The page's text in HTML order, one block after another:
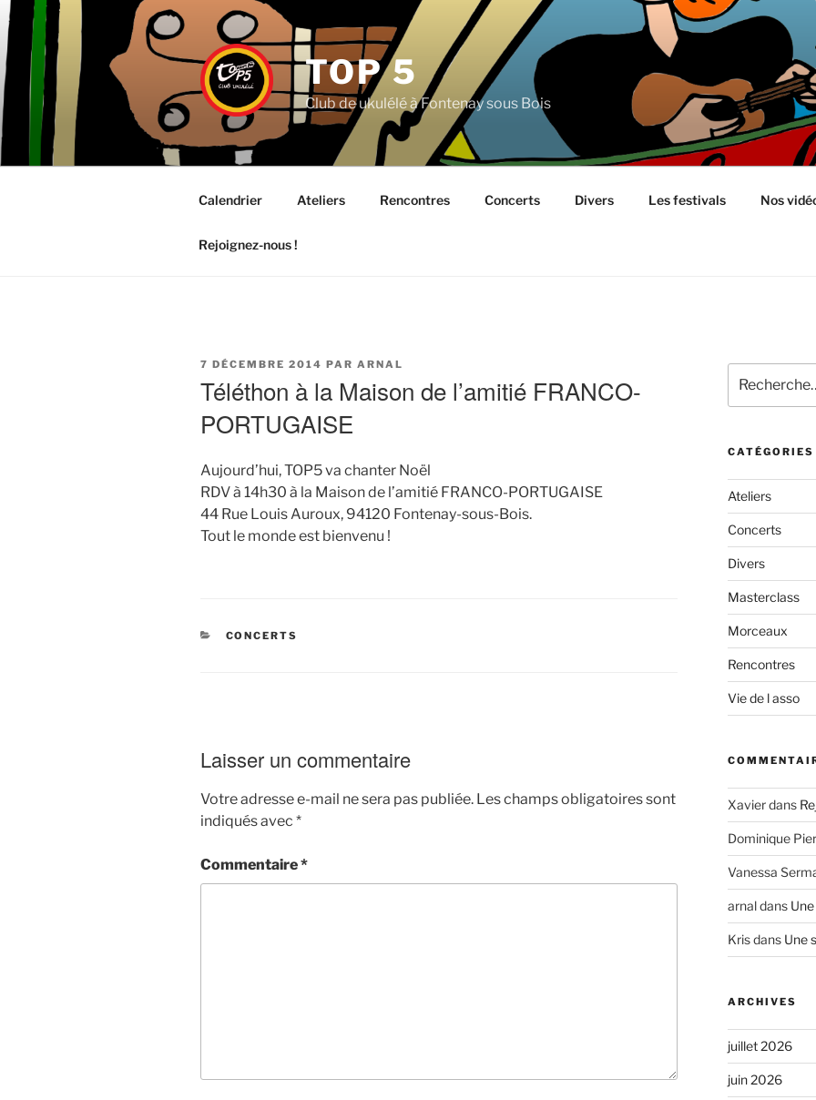
Aller
au
contenu
principal
TOP 5
Club de ukulélé à Fontenay sous Bois
Calendrier Ateliers Rencontres Concerts Divers Les festivals Nos
Rejoignez-nous !
PUBLIÉ
7 DÉCEMBRE 2014 PAR ARNAL
Téléthon à la Maison de l’amitié FRANCO-
PORTUGAISE
Aujourd’hui, TOP5 va chanter Noël
RDV à 14h30 à la Maison de l’amitié FRANCO-PORTUGAISE
44 Rue Louis Auroux, 94120 Fontenay-sous-Bois.
Tout le monde est bienvenu !
CATÉGORIES
CONCERTS
Laisser un commentaire
Votre adresse e-mail ne sera pas publiée. Les champs obligatoires sont
indiqués avec *
Commentaire*
pour
:
CATÉGORIES
Ateliers
Concerts
Divers
Masterclass
Morceaux
Rencontres
Vie de l asso
Xavierdans
Dominique
Vanessa
arnaldans
Krisdans Une
ARCHIVES
juillet 2026
juin 2026